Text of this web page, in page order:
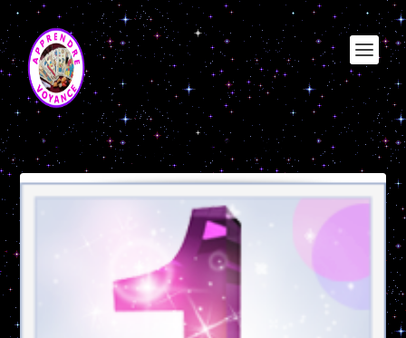
Étiquette :nombre dheredite 1